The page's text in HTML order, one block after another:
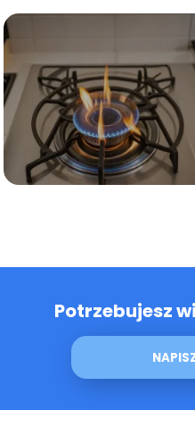
Potrzebujesz